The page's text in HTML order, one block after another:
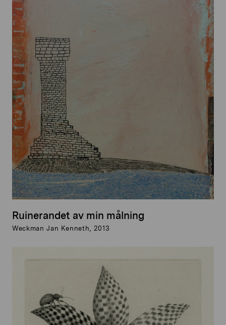
Ruinerandet av min målning
Weckman Jan Kenneth, 2013